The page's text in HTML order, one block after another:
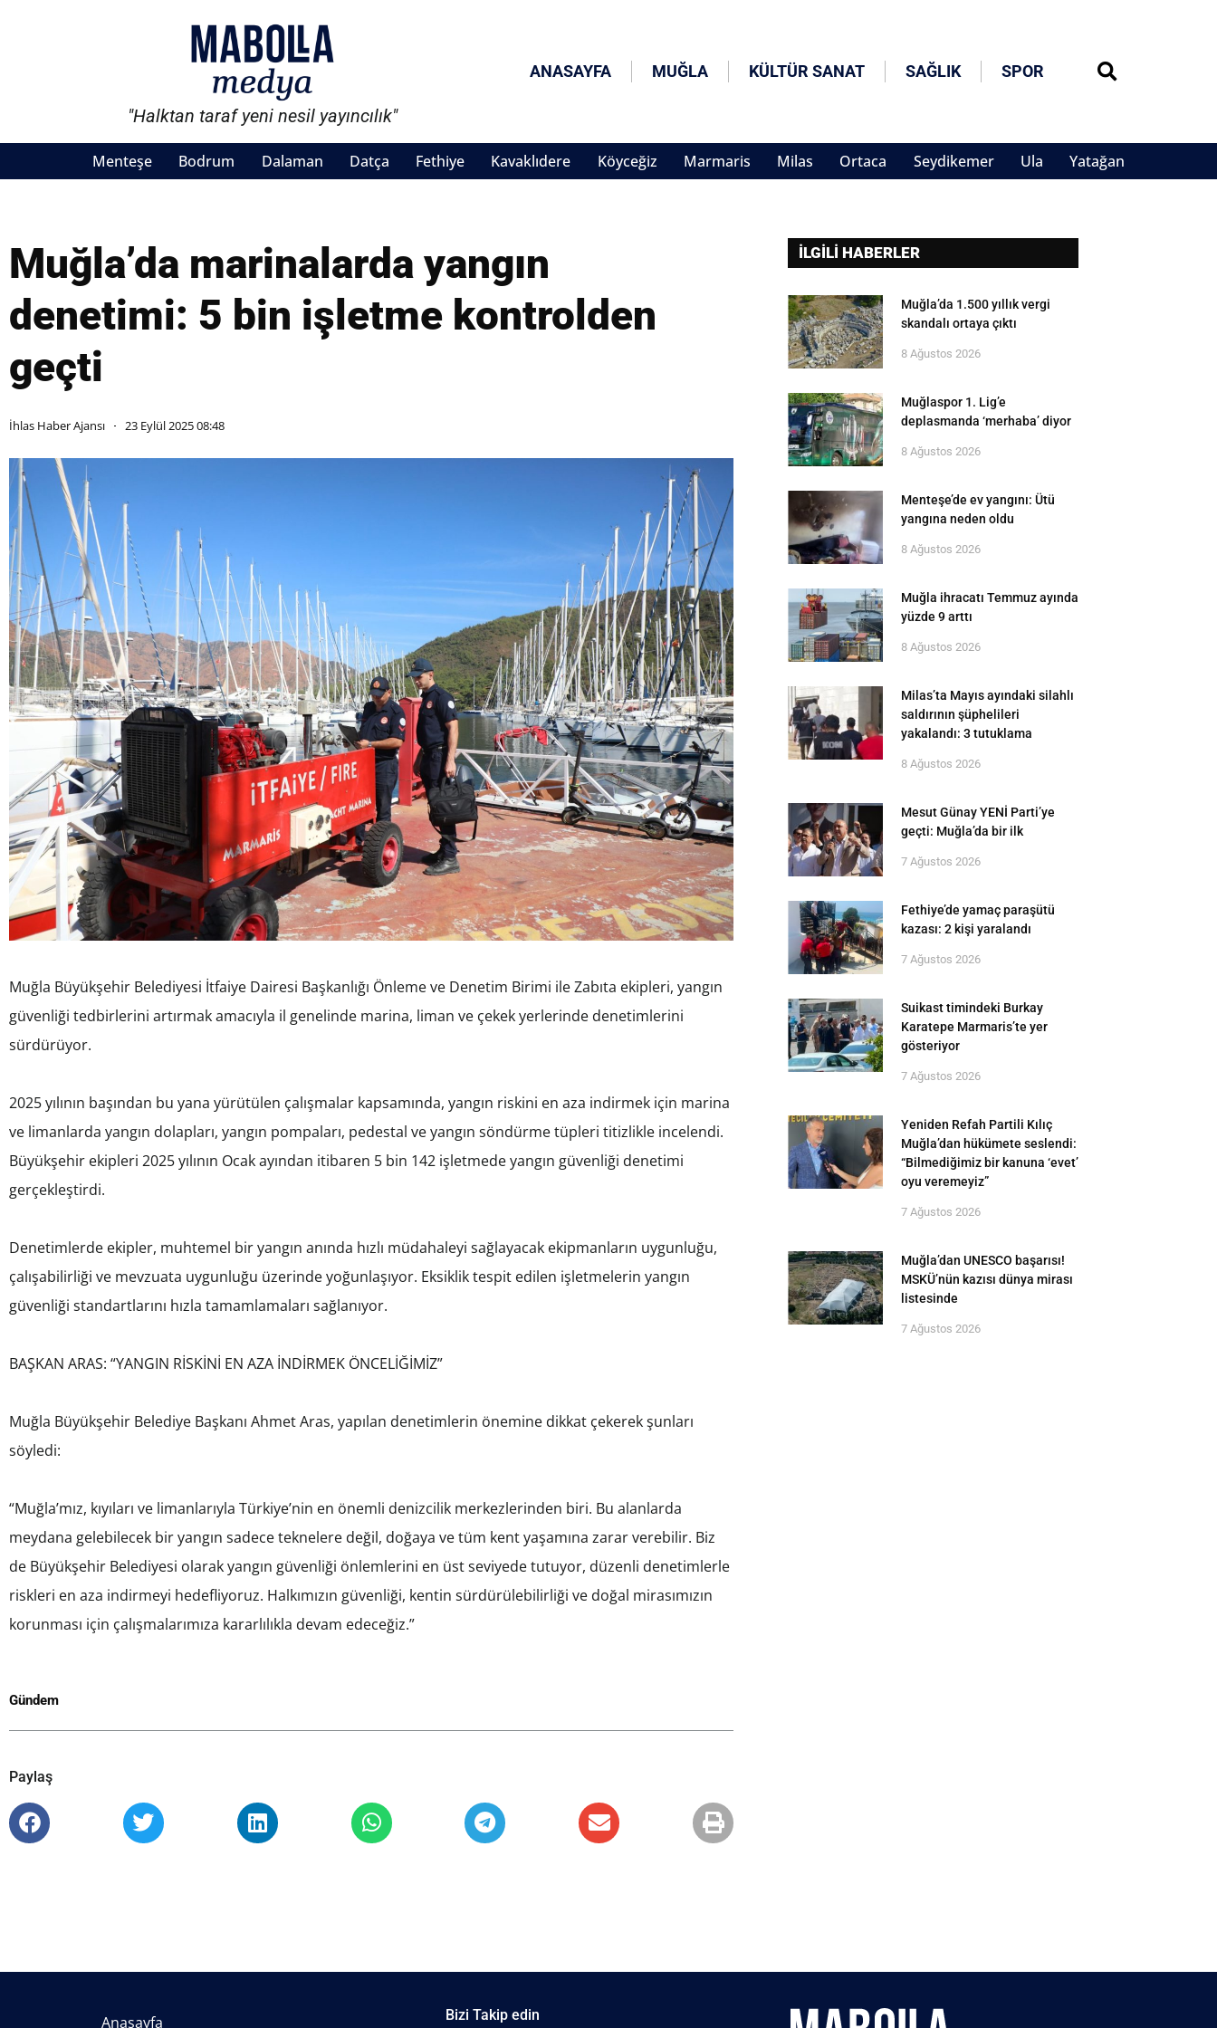
"Halktan taraf yeni nesil yayıncılık"
ANASAYFA MUĞLA KÜLTÜR SANAT SAĞLIK SPOR
Menteşe Bodrum Dalaman Datça Fethiye Kavaklıdere Köyceğiz Marmaris Milas Ortaca Seydikemer Ula Yatağan
Muğla’da marinalarda yangın
denetimi: 5 bin işletme kontrolden
geçti
İhlas Haber Ajansı 23 Eylül 2025 08:48
Muğla Büyükşehir Belediyesi İtfaiye Dairesi Başkanlığı Önleme ve Denetim Birimi ile Zabıta ekipleri, yangın
güvenliği tedbirlerini artırmak amacıyla il genelinde marina, liman ve çekek yerlerinde denetimlerini
sürdürüyor.
2025 yılının başından bu yana yürütülen çalışmalar kapsamında, yangın riskini en aza indirmek için marina
ve limanlarda yangın dolapları, yangın pompaları, pedestal ve yangın söndürme tüpleri titizlikle incelendi.
Büyükşehir ekipleri 2025 yılının Ocak ayından itibaren 5 bin 142 işletmede yangın güvenliği denetimi
gerçekleştirdi.
Denetimlerde ekipler, muhtemel bir yangın anında hızlı müdahaleyi sağlayacak ekipmanların uygunluğu,
çalışabilirliği ve mevzuata uygunluğu üzerinde yoğunlaşıyor. Eksiklik tespit edilen işletmelerin yangın
güvenliği standartlarını hızla tamamlamaları sağlanıyor.
BAŞKAN ARAS: “YANGIN RİSKİNİ EN AZA İNDİRMEK ÖNCELİĞİMİZ”
Muğla Büyükşehir Belediye Başkanı Ahmet Aras, yapılan denetimlerin önemine dikkat çekerek şunları
söyledi:
“Muğla’mız, kıyıları ve limanlarıyla Türkiye’nin en önemli denizcilik merkezlerinden biri. Bu alanlarda
meydana gelebilecek bir yangın sadece teknelere değil, doğaya ve tüm kent yaşamına zarar verebilir. Biz
de Büyükşehir Belediyesi olarak yangın güvenliği önlemlerini en üst seviyede tutuyor, düzenli denetimlerle
riskleri en aza indirmeyi hedefliyoruz. Halkımızın güvenliği, kentin sürdürülebilirliği ve doğal mirasımızın
korunması için çalışmalarımıza kararlılıkla devam edeceğiz.”
Gündem
Paylaş
İLGİLİ HABERLER
Muğla’da 1.500 yıllık vergi
skandalı ortaya çıktı
8 Ağustos 2026
Muğlaspor 1. Lig’e
deplasmanda ‘merhaba’ diyor
8 Ağustos 2026
Menteşe’de ev yangını: Ütü
yangına neden oldu
8 Ağustos 2026
Muğla ihracatı Temmuz ayında
yüzde 9 arttı
8 Ağustos 2026
Milas’ta Mayıs ayındaki silahlı
saldırının şüphelileri
yakalandı: 3 tutuklama
8 Ağustos 2026
Mesut Günay YENİ Parti’ye
geçti: Muğla’da bir ilk
7 Ağustos 2026
Fethiye’de yamaç paraşütü
kazası: 2 kişi yaralandı
7 Ağustos 2026
Suikast timindeki Burkay
Karatepe Marmaris’te yer
gösteriyor
7 Ağustos 2026
Yeniden Refah Partili Kılıç
Muğla’dan hükümete seslendi:
“Bilmediğimiz bir kanuna ‘evet’
oyu veremeyiz”
7 Ağustos 2026
Muğla’dan UNESCO başarısı!
MSKÜ’nün kazısı dünya mirası
listesinde
7 Ağustos 2026
Anasayfa Bizi Takip edin